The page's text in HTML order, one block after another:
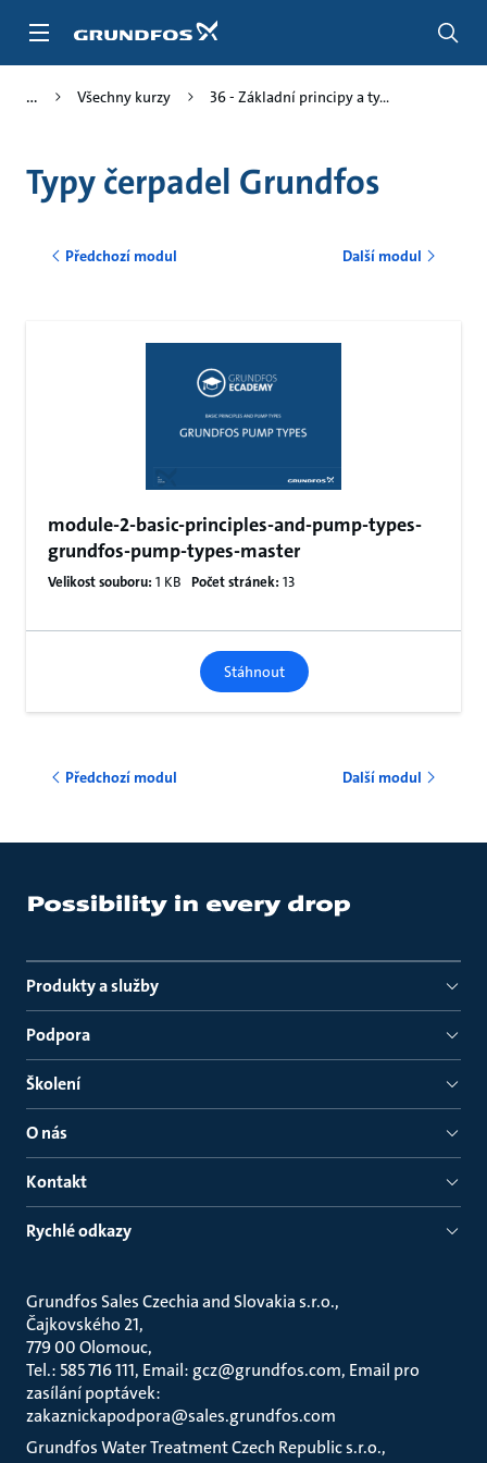
Všechny kurzy 36 - Základní principy a ty...
Typy čerpadel Grundfos
Předchozí modul Další modul
module-2-basic-principles-and-pump-types-
grundfos-pump-types-master
Velikost souboru: 1 KB Počet stránek: 13
Stáhnout
Předchozí modul Další modul
Produkty a služby
Podpora
Školení
O nás
Kontakt
Rychlé odkazy
Grundfos Sales Czechia and Slovakia s.r.o.
Čajkovského 21
779 00 Olomouc
Tel.: 585 716 111, Email: gcz@grundfos.com, Email pro
zasílání poptávek:
zakaznickapodpora@sales.grundfos.com
Grundfos Water Treatment Czech Republic s.r.o.